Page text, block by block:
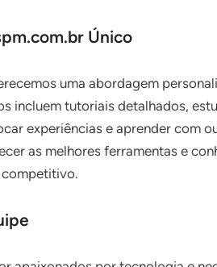
Único
uma abordagem
incluem tutoriais detalhados,
experiências e aprender com
as melhores ferramentas e